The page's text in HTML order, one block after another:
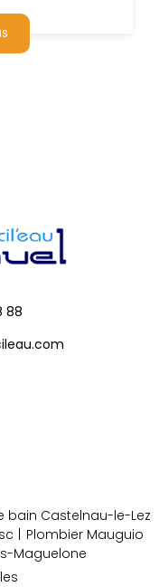
88
bain Castelnau-le-Lez
Plombier Mauguio
Maguelone